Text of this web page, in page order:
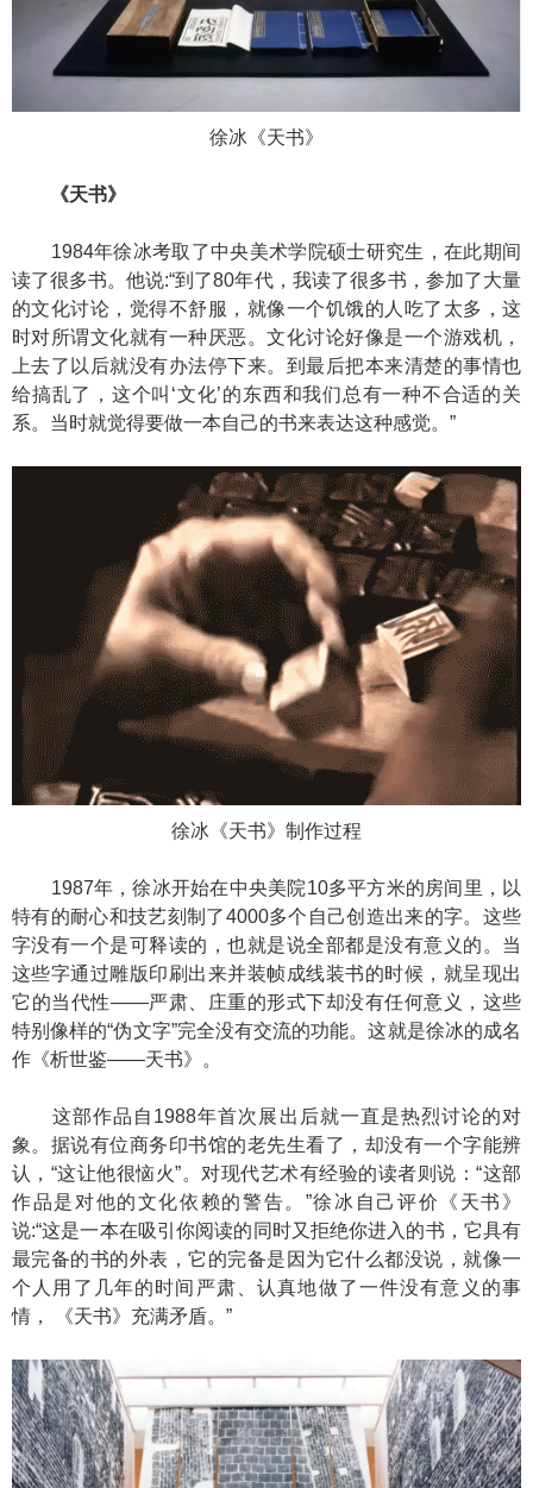
徐冰《天书》
《天书》
1984年徐冰考取了中央美术学院硕士研究生，在此期间
读了很多书。他说:“到了80年代，我读了很多书，参加了大量
的文化讨论，觉得不舒服，就像一个饥饿的人吃了太多，这
时对所谓文化就有一种厌恶。文化讨论好像是一个游戏机，
上去了以后就没有办法停下来。到最后把本来清楚的事情也
给搞乱了，这个叫‘文化’的东西和我们总有一种不合适的关
系。当时就觉得要做一本自己的书来表达这种感觉。”
徐冰《天书》制作过程
1987年，徐冰开始在中央美院10多平方米的房间里，以
特有的耐心和技艺刻制了4000多个自己创造出来的字。这些
字没有一个是可释读的，也就是说全部都是没有意义的。当
这些字通过雕版印刷出来并装帧成线装书的时候，就呈现出
它的当代性——严肃、庄重的形式下却没有任何意义，这些
特别像样的“伪文字”完全没有交流的功能。这就是徐冰的成名
作《析世鉴——天书》。
这部作品自1988年首次展出后就一直是热烈讨论的对
象。据说有位商务印书馆的老先生看了，却没有一个字能辨
认，“这让他很恼火”。对现代艺术有经验的读者则说：“这部
作品是对他的文化依赖的警告。”徐冰自己评价《天书》
说:“这是一本在吸引你阅读的同时又拒绝你进入的书，它具有
最完备的书的外表，它的完备是因为它什么都没说，就像一
个人用了几年的时间严肃、认真地做了一件没有意义的事
情， 《天书》充满矛盾。”